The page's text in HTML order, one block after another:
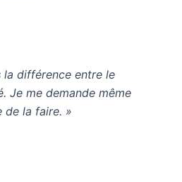
la différence entre le
Je me demande même
de la faire. »